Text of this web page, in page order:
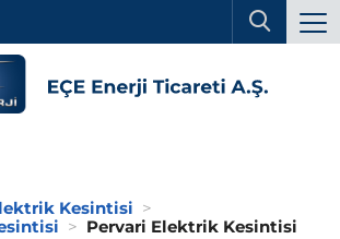
Kesintisi
Pervari Elektrik Kesintisi